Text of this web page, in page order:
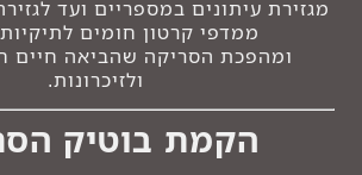
מגזירת עיתונים במספריים ועד
ממדפי קרטון חומים
ומהפכת הסריקה שהביאה חיים
ולזיכרונות.
הקמת בוטיק